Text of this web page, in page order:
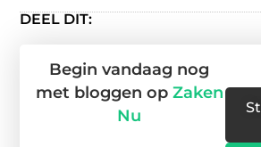
DEEL DIT:
Begin vandaag nog
met bloggen op Zaken
Nu